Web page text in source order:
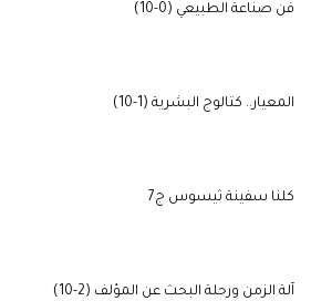
فن صناعة الطبيعي (0-10)
المعيار.. كتالوج البشرية (1-10)
كلنا سفينة ثيسوس ج7
آلة الزمن ورحلة البحث عن المؤلف (2-10)